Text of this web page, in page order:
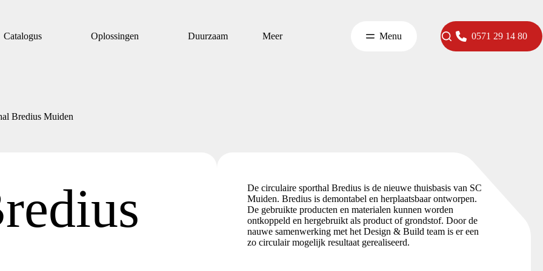
Catalogus Oplossingen Duurzaam Meer Menu 0571 29 14 80
Bredius Muiden
De circulaire sporthal Bredius is de nieuwe thuisbasis van SC
Muiden. Bredius is demontabel en herplaatsbaar ontworpen.
De gebruikte producten en materialen kunnen worden
ontkoppeld en hergebruikt als product of grondstof. Door de
nauwe samenwerking met het Design & Build team is er een
zo circulair mogelijk resultaat gerealiseerd.